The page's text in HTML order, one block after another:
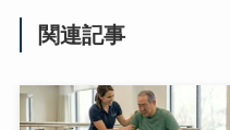
関連記事